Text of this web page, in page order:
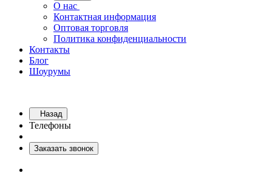
О нас
Контактная информация
Оптовая торговля
Политика конфиденциальности
Контакты
Блог
Шоурумы
Назад
Телефоны
Заказать звонок